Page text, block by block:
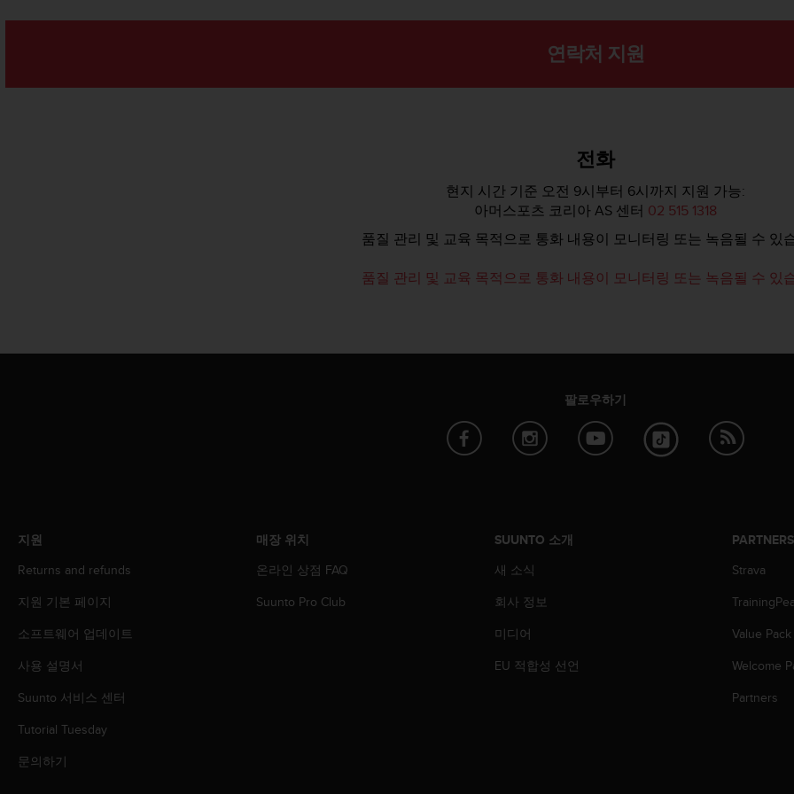
연락처 지원
전화
현지 시간 기준 오전 9시부터 6시까지 지원 가능:
아머스포츠 코리아 AS 센터 02 515 1318
품질 관리 및 교육 목적으로 통화 내용이 모니터링 또는 녹음될 수 있
품질 관리 및 교육 목적으로 통화 내용이 모니터링 또는 녹음될 수 있
팔로우하기
지원
Returns and refunds
지원 기본 페이지
소프트웨어 업데이트
사용 설명서
Suunto 서비스 센터
Tutorial Tuesday
문의하기
매장 위치
온라인 상점 FAQ
Suunto Pro Club
SUUNTO 소개
새 소식
회사 정보
미디어
EU 적합성 선언
PARTNERS
Strava
Value Pack
Welcome
Partners